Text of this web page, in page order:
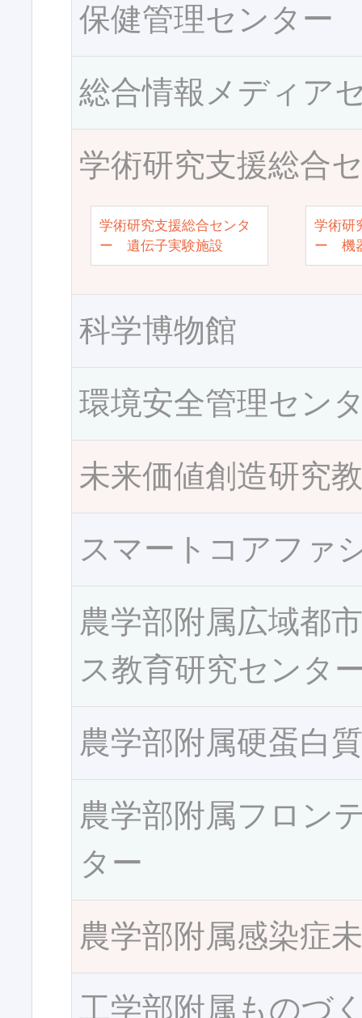
保健管理センター
総合情報メディア
学術研究支援総合
学術研究支援総合センタ
ー 遺伝子実験施設
学術研
ー 機
科学博物館
環境安全管理セン
未来価値創造研究
スマートコアファ
農学部附属広域都
ス教育研究センタ
農学部附属硬蛋白
農学部附属フロン
ター
農学部附属感染症
工学部附属ものづ